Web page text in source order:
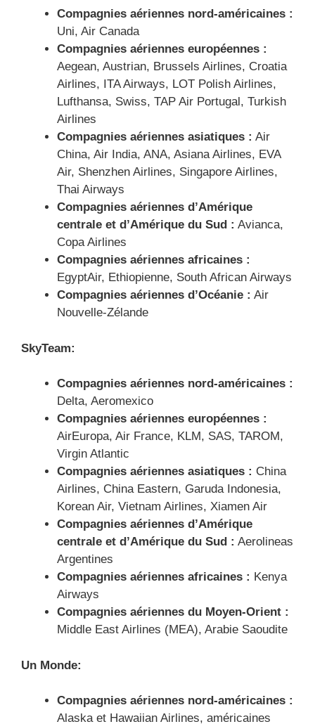
Compagnies aériennes nord-américaines :
Uni, Air Canada
Compagnies aériennes européennes :
Aegean, Austrian, Brussels Airlines, Croatia
Airlines, ITA Airways, LOT Polish Airlines,
Lufthansa, Swiss, TAP Air Portugal, Turkish
Airlines
Compagnies aériennes asiatiques : Air
China, Air India, ANA, Asiana Airlines, EVA
Air, Shenzhen Airlines, Singapore Airlines,
Thai Airways
Compagnies aériennes d’Amérique
centrale et d’Amérique du Sud : Avianca,
Copa Airlines
Compagnies aériennes africaines :
EgyptAir, Ethiopienne, South African Airways
Compagnies aériennes d’Océanie : Air
Nouvelle-Zélande
SkyTeam:
Compagnies aériennes nord-américaines :
Delta, Aeromexico
Compagnies aériennes européennes :
AirEuropa, Air France, KLM, SAS, TAROM,
Virgin Atlantic
Compagnies aériennes asiatiques : China
Airlines, China Eastern, Garuda Indonesia,
Korean Air, Vietnam Airlines, Xiamen Air
Compagnies aériennes d’Amérique
centrale et d’Amérique du Sud : Aerolineas
Argentines
Compagnies aériennes africaines : Kenya
Airways
Compagnies aériennes du Moyen-Orient :
Middle East Airlines (MEA), Arabie Saoudite
Un Monde:
Compagnies aériennes nord-américaines :
Alaska et Hawaiian Airlines, américaines